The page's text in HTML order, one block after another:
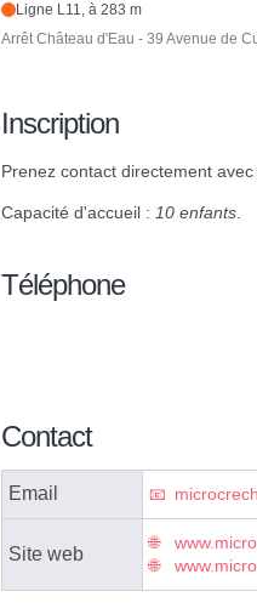
Ligne L11, à 283 m
Arrêt Château d'Eau - 39 Avenue de
Inscription
Prenez contact directement
Capacité d'accueil : 10 enfants.
Téléphone
Contact
Email
Site web